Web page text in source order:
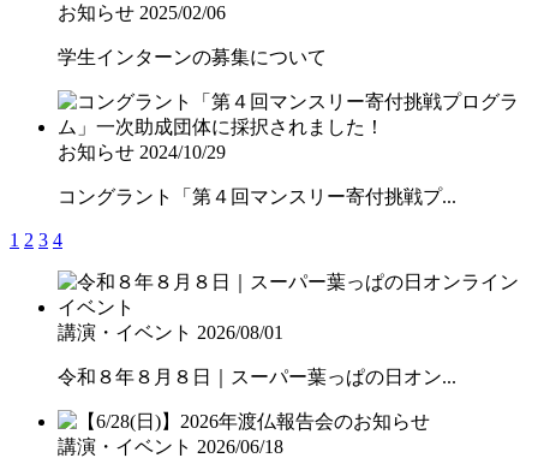
お知らせ 2025/02/06
学生インターンの募集について
お知らせ 2024/10/29
コングラント「第４回マンスリー寄付挑戦プ...
1 2 3 4
講演・イベント 2026/08/01
令和８年８月８日｜スーパー葉っぱの日オン...
講演・イベント 2026/06/18